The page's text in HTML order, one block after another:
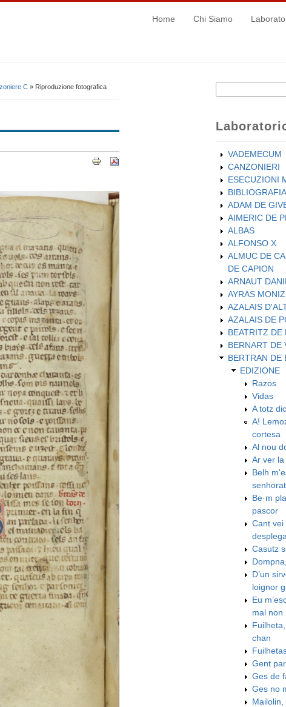
Home Chi Siamo
C » Riproduzione fotografica
Form di
Cerca
VADEMECUM
CANZONIERI
ESECUZIONI
BIBLIOGRAFIA
ADAM DE
AIMERIC DE
ALBAS
ALFONSO X
ALMUC DE
DE CAPION
ARNAUT
AYRAS
AZALAIS
AZALAIS DE
BEATRITZ DE
BERNART DE
BERTRAN DE
EDIZIONE
Razos
Vidas
A totz
A!
cortesa
Al nou
Ar ver
Belh
Be·m
pascor
Cant vei
Casutz
D’un
loignor
Eu
mal non
chan
Gent
Ges de
Ges no